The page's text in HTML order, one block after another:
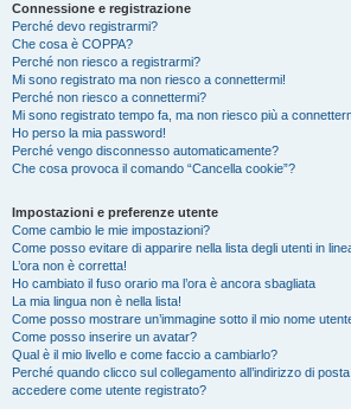
Connessione e registrazione
Perché devo registrarmi?
Che cosa è COPPA?
Perché non riesco a registrarmi?
Mi sono registrato ma non riesco a connettermi!
Perché non riesco a connettermi?
Mi sono registrato tempo fa, ma non riesco più a
Ho perso la mia password!
Perché vengo disconnesso automaticamente?
Che cosa provoca il comando “Cancella cookie”?
Impostazioni e preferenze utente
Come cambio le mie impostazioni?
Come posso evitare di apparire nella lista degli utenti in
L’ora non è corretta!
Ho cambiato il fuso orario ma l’ora è ancora sbagliata
La mia lingua non è nella lista!
Come posso mostrare un’immagine sotto il mio nome
Come posso inserire un avatar?
Qual è il mio livello e come faccio a cambiarlo?
Perché quando clicco sul collegamento all’indirizzo di
accedere come utente registrato?